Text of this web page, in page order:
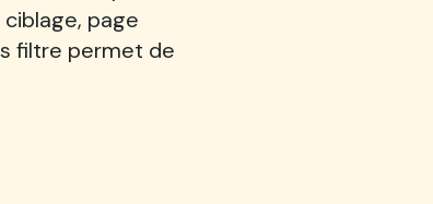
page
filtre permet de